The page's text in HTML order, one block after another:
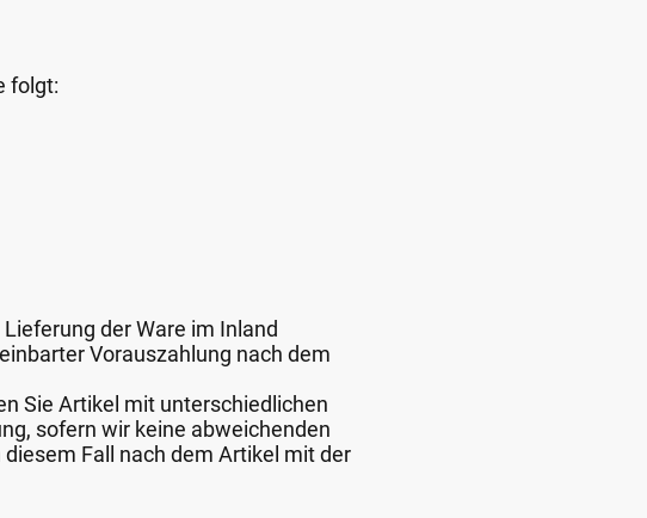
folgt:
der Ware im Inland
Vorauszahlung nach dem
Sie Artikel mit unterschiedlichen
sofern wir keine abweichenden
Fall nach dem Artikel mit der